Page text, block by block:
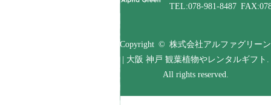
TEL:078-981-8487
Copyright © 株式会社アルファグリーン
| 大阪 神戸 観葉植物やレンタルギフト.
All rights reserved.